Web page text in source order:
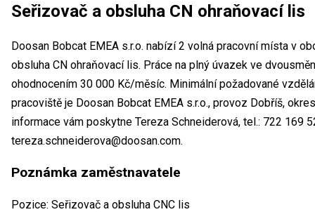
Seřizovač a obsluha CN ohraňovací lis
Doosan Bobcat EMEA s.r.o. nabízí 2 volná pracovní místa v
obsluha CN ohraňovací lis. Práce na plný úvazek ve
ohodnocením 30 000 Kč/měsíc. Minimální požadované
pracoviště je Doosan Bobcat EMEA s.r.o., provoz Dobříš,
informace vám poskytne Tereza Schneiderová, tel.: 722 169
tereza.schneiderova@doosan.com.
Poznámka zaměstnavatele
Pozice: Seřizovač a obsluha CNC lis